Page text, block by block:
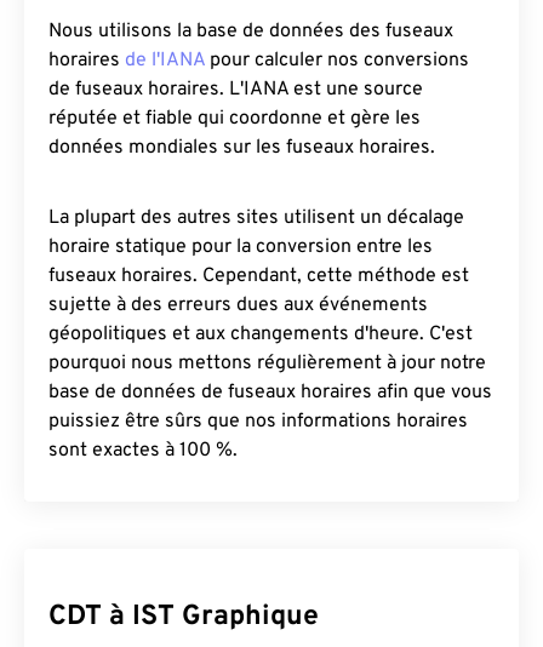
Nous utilisons la base de données des fuseaux
horaires de l'IANA pour calculer nos conversions
de fuseaux horaires. L'IANA est une source
réputée et fiable qui coordonne et gère les
données mondiales sur les fuseaux horaires.
La plupart des autres sites utilisent un décalage
horaire statique pour la conversion entre les
fuseaux horaires. Cependant, cette méthode est
sujette à des erreurs dues aux événements
géopolitiques et aux changements d'heure. C'est
pourquoi nous mettons régulièrement à jour notre
base de données de fuseaux horaires afin que vous
puissiez être sûrs que nos informations horaires
sont exactes à 100 %.
CDT à IST Graphique